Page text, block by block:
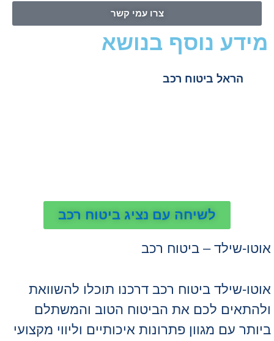
צרו עמי קשר
מידע נוסף בנושא
הראל ביטוח רכב
לשיחה עם נציג ביטוח רכב
אוטו-שילד – ביטוח רכב
אוטו-שילד ביטוח רכב דרכנו תוכלו להשוואת
ולהתאים לכם את הביטוח הטוב והמשתלם
ביותר עם מגוון פתרונות איכותיים וליווי מקצועי